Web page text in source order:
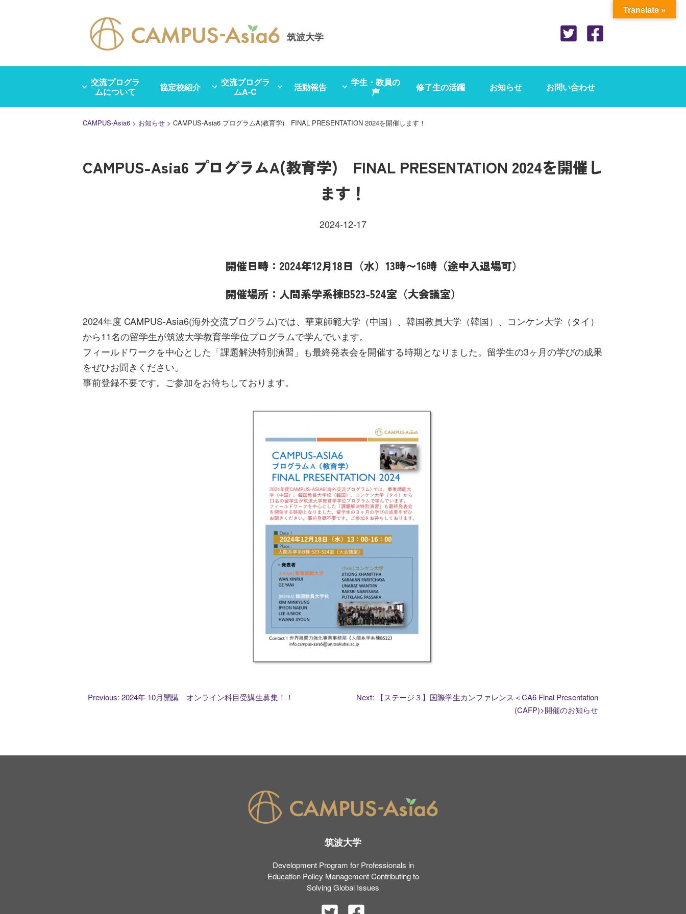
筑波大学
交流プログラ
ムについて
協定校紹介
交流プログラ
ムA-C
活動報告
学生・教員の
声
修了生の活躍 お知らせ お問い合わせ
CAMPUS-Asia6 > お知らせ > CAMPUS-Asia6 プログラムA(教育学) FINAL PRESENTATION 2024を開催します！
CAMPUS-Asia6 プログラムA(教育学) FINAL PRESENTATION 2024を開催し
ます！
2024-12-17
開催日時：2024年12月18日（水）13時〜16時（途中入退場可）
開催場所：人間系学系棟B523-524室（大会議室）
2024年度 CAMPUS-Asia6(海外交流プログラム)では、華東師範大学（中国）、韓国教員大学（韓国）、コンケン大学（タイ）
から11名の留学生が筑波大学教育学学位プログラムで学んでいます。
フィールドワークを中心とした「課題解決特別演習」も最終発表会を開催する時期となりました。留学生の3ヶ月の学びの成果
をぜひお聞きください。
事前登録不要です。ご参加をお待ちしております。
投
Previous: 2024年 10月開講 オンライン科目受講生募集！！ Next:
【ステージ３】国際学生カンファレンス＜CA6 Final Presentation
(CAFP)>開催のお知らせ
筑波大学
Development Program for Professionals in
Education Policy Management Contributing to
Solving Global Issues
Translate »